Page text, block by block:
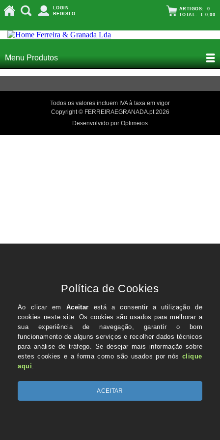
LOGIN
REGISTO
ARTIGOS: 0
TOTAL: € 0,00
Menu Produtos
Todos os valores incluem IVA à taxa em vigor
Copyright © FERREIRAEGRANADA.pt 2026
Desenvolvido por Optimeios